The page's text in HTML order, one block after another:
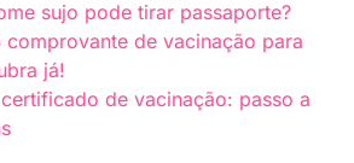
sujo pode tirar passaporte?
comprovante de vacinação para
já!
de vacinação: passo a